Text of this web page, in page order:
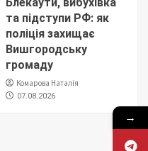
та підступи РФ: як
поліція захищає
Вишгородську
громаду
Комарова Наталія
07.08.2026
→